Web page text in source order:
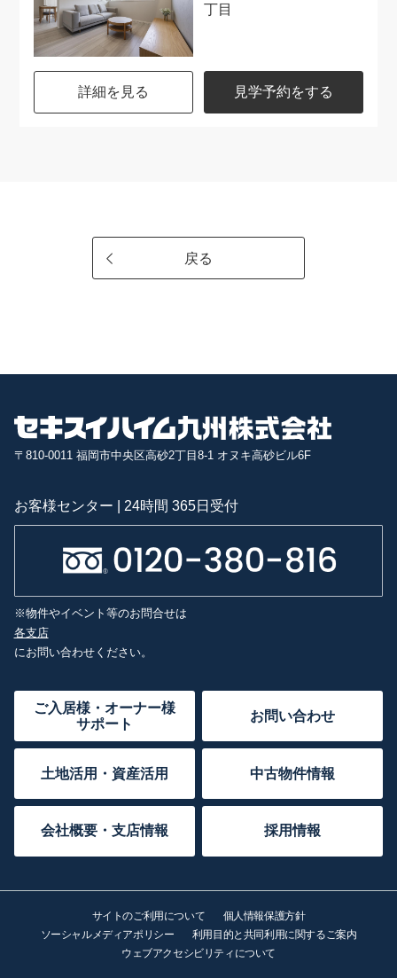
丁目
詳細を見る 見学予約をする
戻る
〒810-0011 福岡市中央区高砂2丁目8-1 オヌキ高砂ビル6F
お客様センター | 24時間 365日受付
※物件やイベント等のお問合せは
各支店
にお問い合わせください。
ご入居様・オーナー様
サポート
お問い合わせ
土地活用・資産活用 中古物件情報
会社概要・支店情報 採用情報
サイトのご利用について
個人情報保護方針
ソーシャルメディアポリシー
利用目的と共同利用に関するご案内
ウェブアクセシビリティについて